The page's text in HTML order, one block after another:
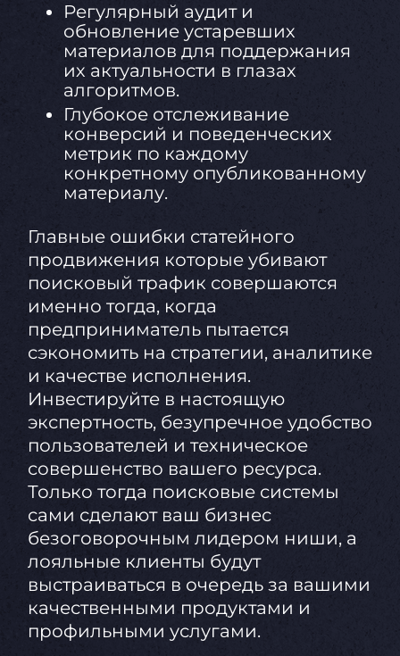
Регулярный аудит и
обновление устаревших
материалов для поддержания
их актуальности в глазах
алгоритмов.
Глубокое отслеживание
конверсий и поведенческих
метрик по каждому
конкретному опубликованному
материалу.
Главные ошибки статейного
продвижения которые убивают
поисковый трафик совершаются
именно тогда, когда
предприниматель пытается
сэкономить на стратегии, аналитике
и качестве исполнения.
Инвестируйте в настоящую
экспертность, безупречное удобство
пользователей и техническое
совершенство вашего ресурса.
Только тогда поисковые системы
сами сделают ваш бизнес
безоговорочным лидером ниши, а
лояльные клиенты будут
выстраиваться в очередь за вашими
качественными продуктами и
профильными услугами.